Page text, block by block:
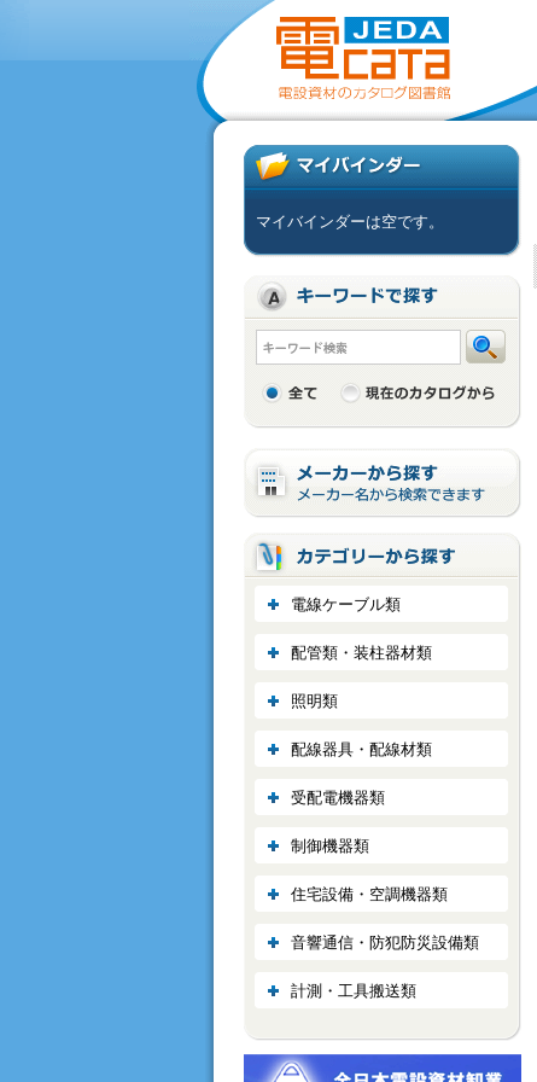
マイバインダーは空です。
電線ケーブル類
配管類・装柱器材類
照明類
配線器具・配線材類
受配電機器類
制御機器類
住宅設備・空調機器類
音響通信・防犯防災設備類
計測・工具搬送類